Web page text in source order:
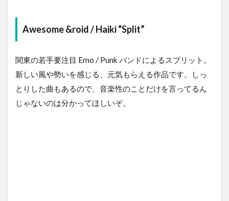
Awesome &roid / Haiki “Split”
関東の若手要注目 Emo / Punk バンドによるスプリット。
新しい風や勢いを感じる、元気もらえる作品です。しっ
とりした曲もあるので、音楽性のことだけを言ってるん
じゃないのは分かってほしいぞ。